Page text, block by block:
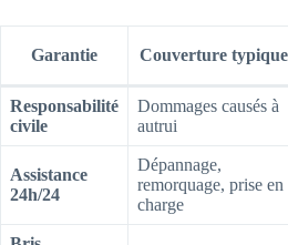
Garantie Couverture typique
Responsabilité
civile
Dommages causés à
autrui
Assistance
24h/24
Dépannage,
remorquage, prise en
charge